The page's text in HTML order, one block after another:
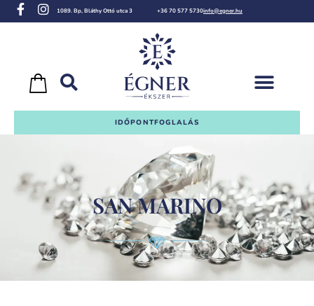
1089. Bp, Bláthy Ottó utca 3 +36 70 577 5730info@egner.hu
IDŐPONTFOGLALÁS
SAN MARINO